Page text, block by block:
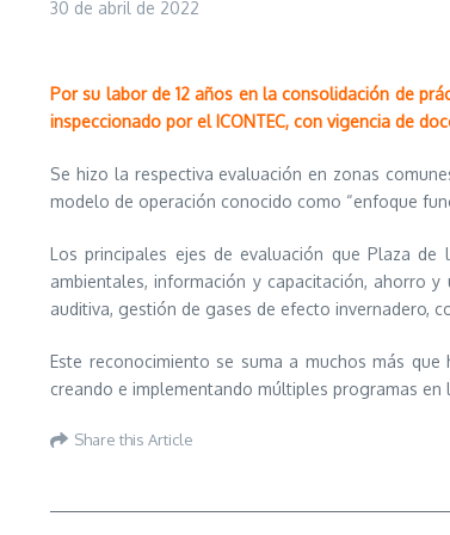
30 de abril de 2022
Por su labor de 12 años en la consolidación de
inspeccionado por el ICONTEC, con vigencia de
Se hizo la respectiva evaluación en zonas
modelo de operación conocido como “enfoque
Los principales ejes de evaluación que Plaza
ambientales, información y capacitación, ahorro
auditiva, gestión de gases de efecto invernadero,
Este reconocimiento se suma a muchos más
creando e implementando múltiples programas
Share this Article